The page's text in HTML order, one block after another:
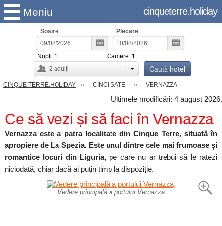
Meniu cinqueterre.holiday
Sosire Plecare
2 adulți
Nopți: 1 Camere: 1
Caută hotel
CINQUE TERRE.HOLIDAY CINCI SATE VERNAZZA
Ultimele modificări: 4 august 2026.
Ce să vezi și să faci în Vernazza
Vernazza este a patra localitate din Cinque Terre, situată în
apropiere de La Spezia. Este unul dintre cele mai frumoase și
romantice locuri din Liguria, pe care nu ar trebui să le ratezi
niciodată, chiar dacă ai puțin timp la dispoziție.
Vedere principală a portului Vernazza